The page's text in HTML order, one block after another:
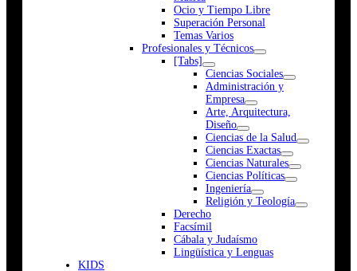
Ocio y Tiempo Libre
Superación Personal
Temas Varios
Profesionales y Técnicos
[Tabs]
Ciencias Sociales
Administración y
Empresa
Arte, Arquitectura,
Diseño
Ciencias de la Salud
Ciencias Exactas
Ciencias Naturales
Ciencias Políticas
Ingeniería
Religión y Teología
Derecho
Facsímil
Cábala y Judaísmo
Lingüística y Lenguas
KIDS